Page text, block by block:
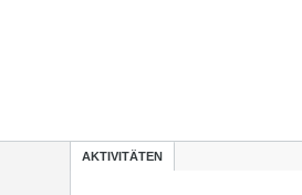
AKTIVITÄTEN